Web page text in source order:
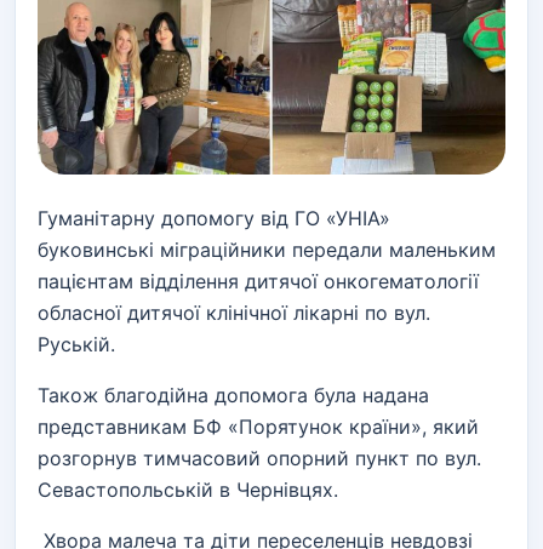
Гуманітарну допомогу від ГО «УНІА»
буковинські міграційники передали маленьким
пацієнтам відділення дитячої онкогематології
обласної дитячої клінічної лікарні по вул.
Руській.
Також благодійна допомога була надана
представникам БФ «Порятунок країни», який
розгорнув тимчасовий опорний пункт по вул.
Севастопольській в Чернівцях.
Хвора малеча та діти переселенців невдовзі